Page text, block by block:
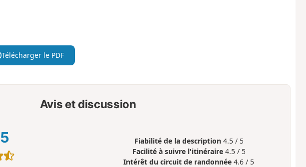
Télécharger le PDF
Avis et discussion
5 Fiabilité de la description 4.5 / 5
Facilité à suivre l'itinéraire 4.5 / 5
Intérêt du circuit de randonnée 4.6 / 5